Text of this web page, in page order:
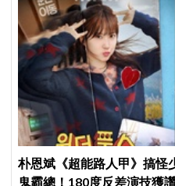
朴恩斌《超能路人甲》搞
鬼霸總！180度反差演技獲